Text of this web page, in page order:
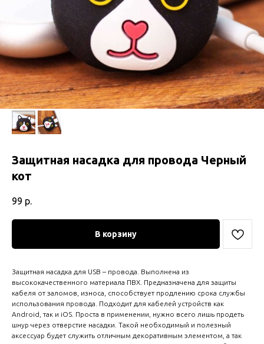
Защитная насадка для провода Черный
кот
99 р.
В корзину
Защитная насадка для USB – провода. Выполнена из
высококачественного материала ПВХ. Предназначена для защиты
кабеля от заломов, износа, способствует продлению срока службы
использования провода. Подходит для кабелей устройств как
Android, так и iOS. Проста в применении, нужно всего лишь продеть
шнур через отверстие насадки. Такой необходимый и полезный
аксессуар будет служить отличным декоративным элементом, а так